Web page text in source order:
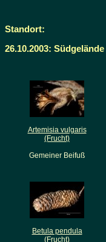
Standort:
26.10.2003:
Artemisia vulgaris
(Frucht)
Gemeiner Beifuß
Betula pendula
(Frucht)